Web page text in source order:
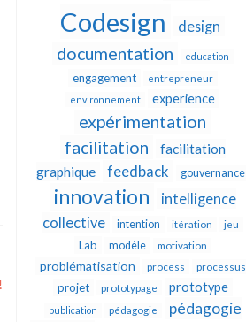
Codesign
design
documentation education
engagement
entrepreneur
environnement
experience
expérimentation
facilitation
facilitation
graphique
feedback gouvernance
innovation
intelligence
collective
intention itération jeu
Lab modèle motivation
problématisation process processus
projet prototypage prototype
publication pédagogie
pédagogie